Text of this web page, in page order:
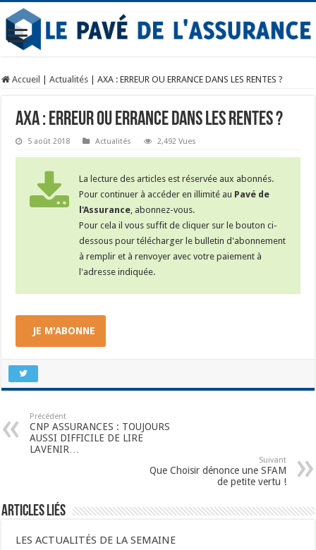
Accueil Actualités AXA : ERREUR OU ERRANCE DANS LES RENTES ?
AXA : ERREUR OU ERRANCE DANS LES RENTES ?
5 août 2018 Actualités 2,492 Vues
La lecture des articles est réservée aux abonnés.
Pour continuer à accéder en illimité au Pavé de
l'Assurance , abonnez-vous.
Pour cela il vous suffit de cliquer sur le bouton ci-
dessous pour télécharger le bulletin d'abonnement
à remplir et à renvoyer avec votre paiement à
l'adresse indiquée.
JE M'ABONNE
Précédent
CNP ASSURANCES : TOUJOURS
AUSSI DIFFICILE DE LIRE
LAVENIR…
Suivant
Que Choisir dénonce une SFAM
de petite vertu !
Articles liés
LES ACTUALITÉS DE LA SEMAINE